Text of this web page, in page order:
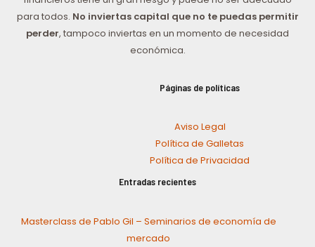
para todos. No inviertas capital que no te puedas permitir
perder, tampoco inviertas en un momento de necesidad
económica.
Páginas de políticas
Aviso Legal
Política de Galletas
Política de Privacidad
Entradas recientes
Masterclass de Pablo Gil – Seminarios de economía de
mercado